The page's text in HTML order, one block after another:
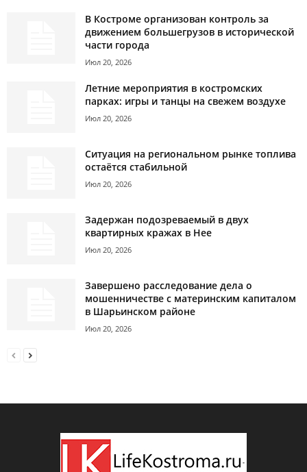
В Костроме организован контроль за
движением большегрузов в исторической
части города
Июл 20, 2026
Летние мероприятия в костромских
парках: игры и танцы на свежем воздухе
Июл 20, 2026
Ситуация на региональном рынке топлива
остаётся стабильной
Июл 20, 2026
Задержан подозреваемый в двух
квартирных кражах в Нее
Июл 20, 2026
Завершено расследование дела о
мошенничестве с материнским капиталом
в Шарьинском районе
Июл 20, 2026